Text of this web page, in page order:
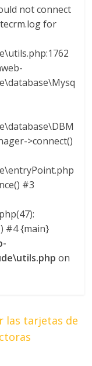
not connect
for
>connect()
#3
#4 {main}
on
las tarjetas de